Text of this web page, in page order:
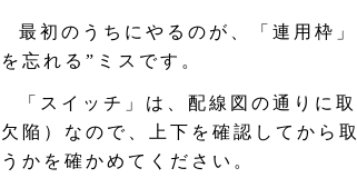
最初のうちにやるのが、「連用枠
を忘れる”ミスです。
「スイッチ」は、配線図の通りに
欠陥）なので、上下を確認してから
うかを確かめてください。